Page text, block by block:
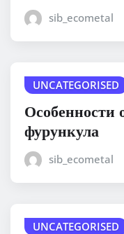
sib_ecometal
UNCATEGORISED
Особенности
фурункула
sib_ecometal
UNCATEGORISED